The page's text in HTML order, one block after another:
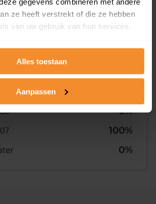
ze heeft verstrekt of die ze hebben
van uw gebruik van hun services.
Alles toestaan
Aanpassen
Bouwjaar
0%
100%
0%